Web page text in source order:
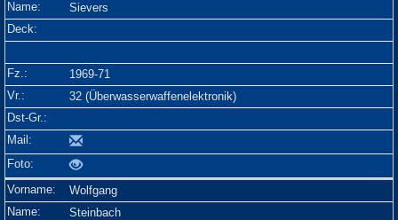
Sievers
1969-71
32 (Überwasserwaffenelektronik)
Wolfgang
Steinbach